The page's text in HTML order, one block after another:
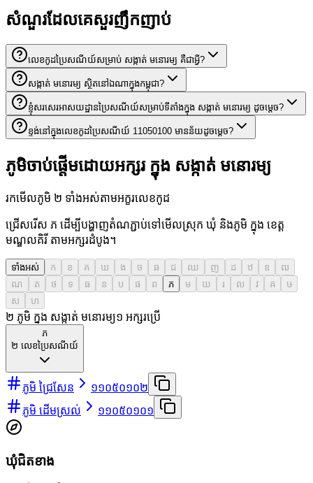
សំណួរដែលគេសួរញឹកញាប់
លេខកូដប្រៃសណីយ៍សម្រាប់ សង្កាត់ មនោរម្យ គឺជាអ្វី?
សង្កាត់ មនោរម្យ ស្ថិតនៅឯណាក្នុងកម្ពុជា?
ខ្ញុំសរសេរអាសយដ្ឋានប្រៃសណីយ៍សម្រាប់ទីតាំងក្នុង សង្កាត់ មនោរម្យ ដូចម្តេច?
ខ្ទង់នៅក្នុងលេខកូដប្រៃសណីយ៍ 11050100 មានន័យដូចម្តេច?
ភូមិចាប់ផ្តើមដោយអក្សរ ក្នុង សង្កាត់ មនោរម្យ
រកមើលភូមិ ២ ទាំងអស់តាមអក្ខរលេខកូដ
ជ្រើសរើស ភ ដើម្បីបង្ហាញតំណភ្ជាប់ទៅមើលស្រុក ឃុំ និងភូមិ ក្នុង ខេត្ត
មណ្ឌលគិរី តាមអក្សរដំបូង។
ទាំងអស់ ក ខ គ ឃ ង ច ឆ ជ ឈ ញ ដ ឋ ឌ
ឍ
ណ
ត ថ ទ ធ ន ប ផ ព ភ ម យ រ ល វ ឝ
ឞ
ស
ហ
២ ភូមិ ក្នុង សង្កាត់ មនោរម្យ១ អក្សរប្រើ
ភ
២ លេខប្រៃសណីយ៍
ភូមិ ជ្រៃសែន
១១០៥០១០២
ភូមិ ដើមស្រល់
១១០៥០១០១
ឃុំជិតខាង